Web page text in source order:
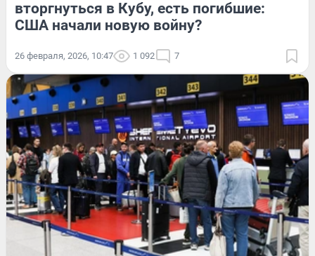
вторгнуться в Кубу, есть погибшие:
США начали новую войну?
26 февраля, 2026, 10:47 1 092 7